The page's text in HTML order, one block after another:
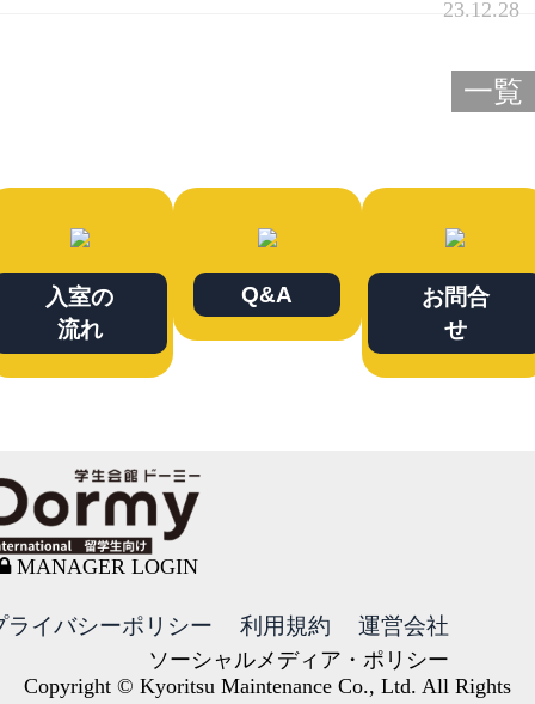
23.12.28
一覧
入室の
流れ
Q&A
お問合
せ
MANAGER LOGIN
ライバシーポリシー 利用規約 運営会社
ソーシャルメディア・ポリシー
Copyright © Kyoritsu Maintenance Co., Ltd. All Rights